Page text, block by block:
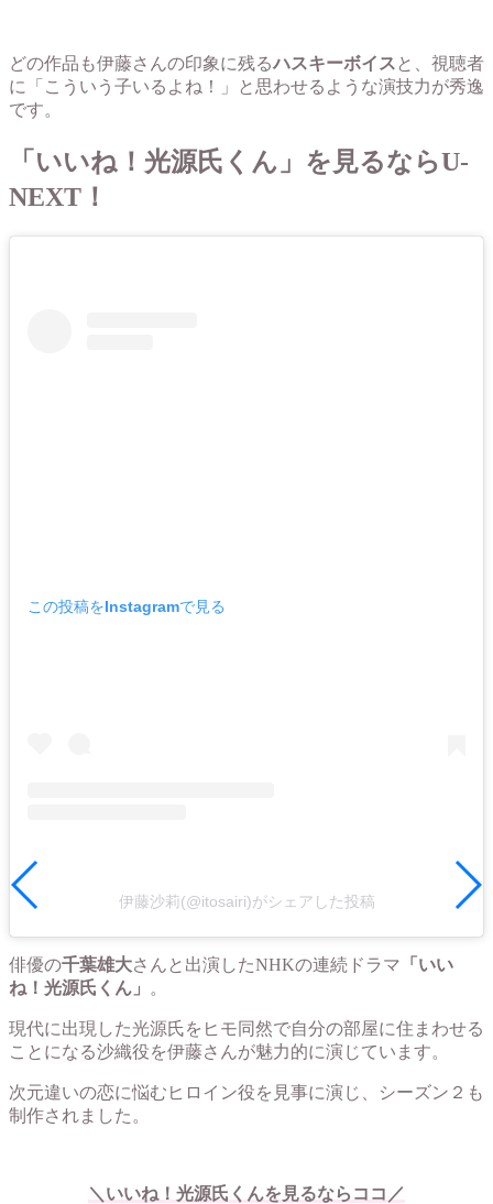
どの作品も伊藤さんの印象に残るハスキーボイス と、視聴者
に「こういう子いるよね！」と思わせるような演技力が秀逸
です。
「いいね！光源氏くん」を見るならU-
NEXT！
この投稿をInstagramで見る
伊藤沙莉(@itosairi)がシェアした投稿
俳優の千葉雄大さんと出演したNHKの連続ドラマ 「いい
ね！光源氏くん」
。
現代に出現した光源氏をヒモ同然で自分の部屋に住まわせる
ことになる沙織役を伊藤さんが魅力的に演じています。
次元違いの恋に悩むヒロイン役を見事に演じ、シーズン２も
制作されました。
＼いいね！光源氏くんを見るならココ／